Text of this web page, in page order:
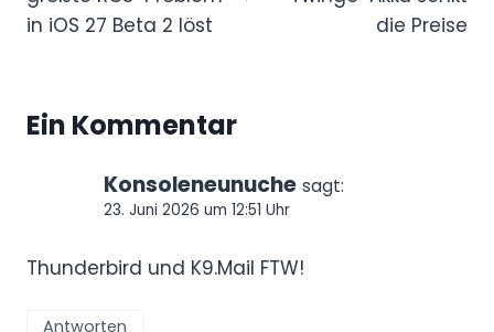
in iOS 27 Beta 2 löst
die Preise
Ein Kommentar
Konsoleneunuche sagt:
23. Juni 2026 um 12:51 Uhr
Thunderbird und K9.Mail FTW!
Antworten